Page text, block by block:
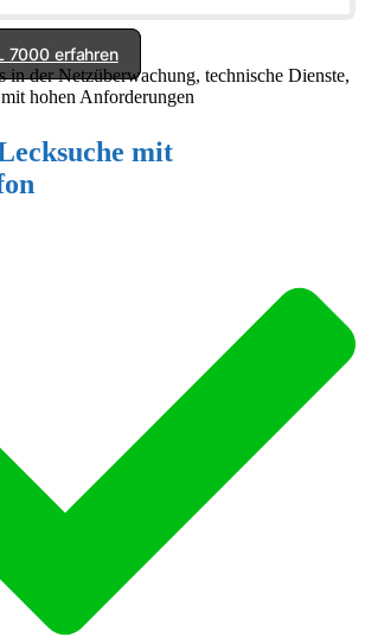
7000 erfahren
in der Netzüberwachung, technische Dienste,
hohen Anforderungen
mit